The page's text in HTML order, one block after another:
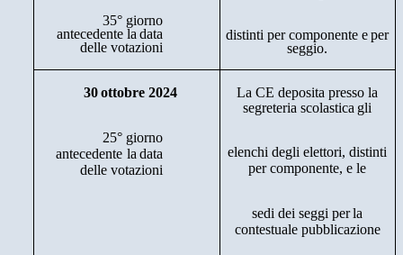
35° giorno
antecedente la data
delle votazioni
distinti per componente e per
seggio.
30 ottobre 2024 La CE deposita presso la
segreteria scolastica gli
25° giorno
antecedente la data
delle votazioni
elenchi degli elettori, distinti
per componente, e le
sedi dei seggi per la
contestuale pubblicazione